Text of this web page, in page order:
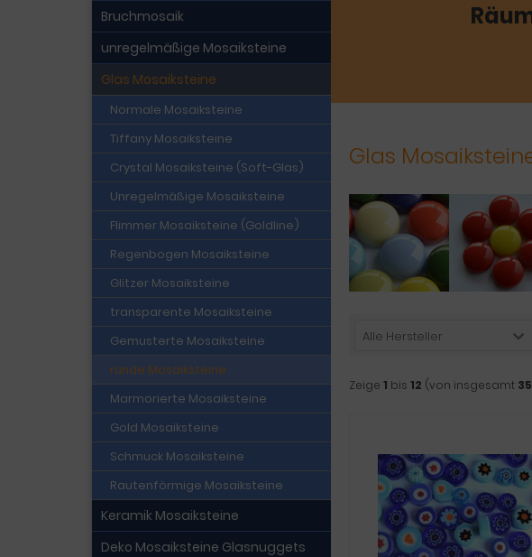
Glas
Alle Hersteller
Zeige 1 bis 12 (von insgesamt 35
Bruchmosaik
unregelmäßige Mosaiksteine
Glas Mosaiksteine
Normale Mosaiksteine
Tiffany Mosaiksteine
Crystal Mosaiksteine (Soft-Glas)
Unregelmäßige Mosaiksteine
Flimmer Mosaiksteine (Goldline)
Regenbogen Mosaiksteine
Glitzer Mosaiksteine
transparente Mosaiksteine
Gemusterte Mosaiksteine
runde Mosaiksteine
Marmorierte Mosaiksteine
Gold Mosaiksteine
Schmuck Mosaiksteine
Rautenförmige Mosaiksteine
Keramik Mosaiksteine
Deko Mosaiksteine Glasnuggets